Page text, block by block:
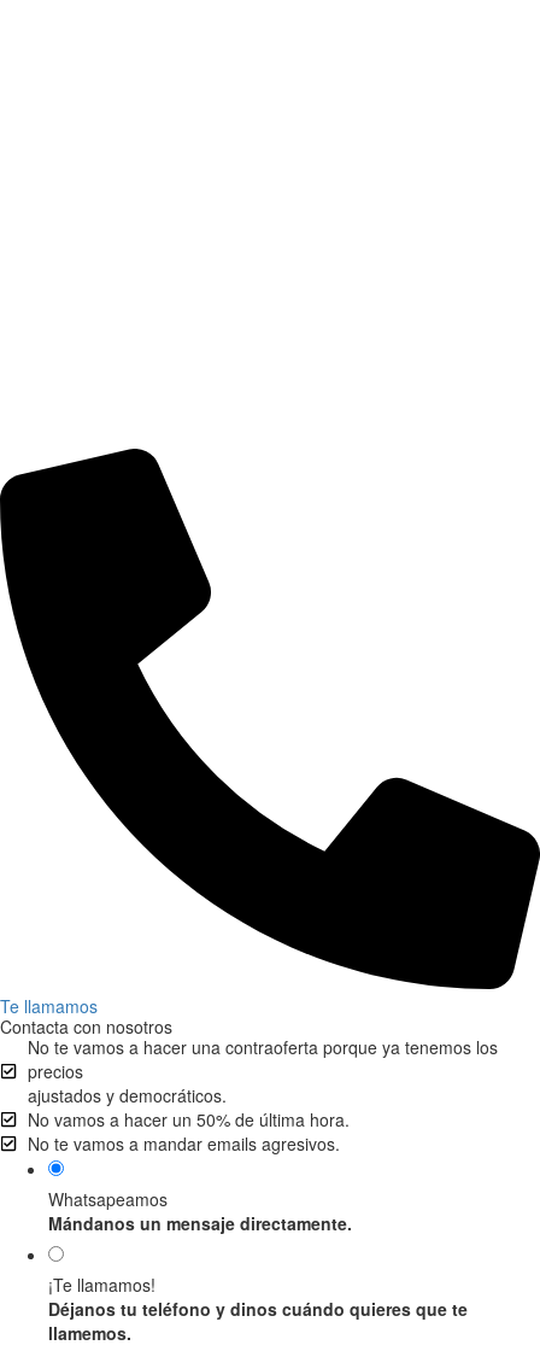
Te llamamos
Contacta con nosotros
No te vamos a hacer una contraoferta porque ya tenemos los
precios
ajustados y democráticos.
No vamos a hacer un 50% de última hora.
No te vamos a mandar emails agresivos.
Whatsapeamos
Mándanos un mensaje directamente.
¡Te llamamos!
Déjanos tu teléfono y dinos cuándo quieres que te
llamemos.